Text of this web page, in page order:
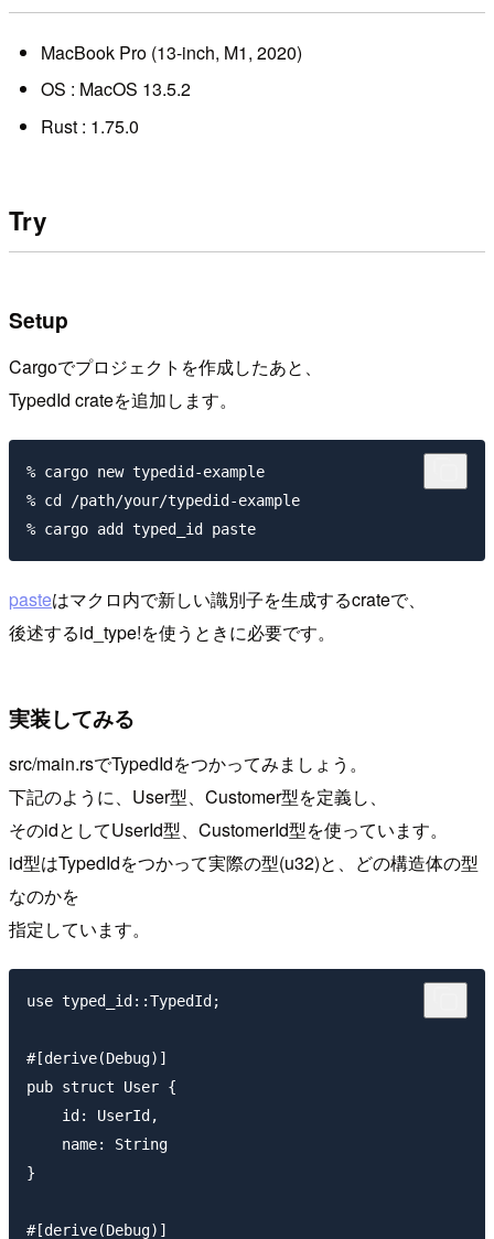
MacBook Pro (13-inch, M1, 2020)
OS : MacOS 13.5.2
Rust : 1.75.0
Try
Setup
Cargoでプロジェクトを作成したあと、
TypedId crateを追加します。
% cargo new typedid-example
% cd /path/your/typedid-example
pasteはマクロ内で新しい識別子を生成するcrateで、
後述するid_type!を使うときに必要です。
実装してみる
src/main.rsでTypedIdをつかってみましょう。
下記のように、User型、Customer型を定義し、
そのidとしてUserId型、CustomerId型を使っています。
id型はTypedIdをつかって実際の型(u32)と、どの構造体の型
なのかを
指定しています。
use typed_id::TypedId;
#[derive(Debug)]
pub struct User {
    id: UserId,
    name: String
}
#[derive(Debug)]